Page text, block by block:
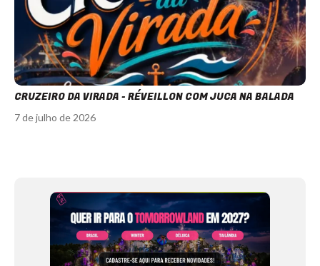
CRUZEIRO DA VIRADA - RÉVEILLON COM JUCA NA BALADA
7 de julho de 2026